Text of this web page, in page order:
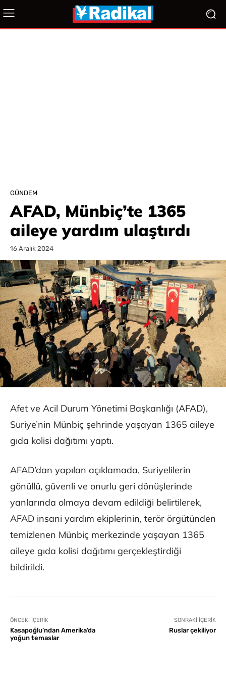
GÜNDEM
AFAD, Münbiç’te 1365
aileye yardım ulaştırdı
16 Aralık 2024
Afet ve Acil Durum Yönetimi Başkanlığı (AFAD),
Suriye’nin Münbiç şehrinde yaşayan 1365 aileye
gıda kolisi dağıtımı yaptı.
AFAD’dan yapılan açıklamada, Suriyelilerin
gönüllü, güvenli ve onurlu geri dönüşlerinde
yanlarında olmaya devam edildiği belirtilerek,
AFAD insani yardım ekiplerinin, terör örgütünden
temizlenen Münbiç merkezinde yaşayan 1365
aileye gıda kolisi dağıtımı gerçekleştirdiği
bildirildi.
ÖNCEKI İÇERIK
Kasapoğlu’ndan Amerika’da
yoğun temaslar
SONRAKI İÇERIK
Ruslar çekiliyor